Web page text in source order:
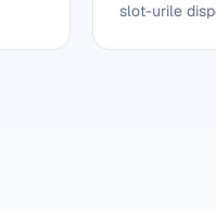
slot-urile